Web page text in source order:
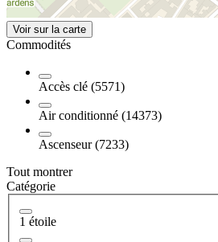
Voir sur la carte
Commodités
Accès clé (5571)
Air conditionné (14373)
Ascenseur (7233)
Tout montrer
Catégorie
1 étoile